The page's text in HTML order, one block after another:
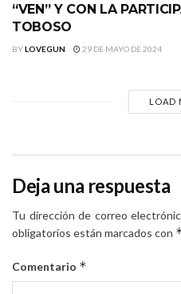
“VEN” Y CON LA
TOBOSO
BYLOVEGUN 29 DE MAYO DE 2024
LOAD
Deja una respuesta
Tu dirección de correo
obligatorios están marcados con
Comentario *